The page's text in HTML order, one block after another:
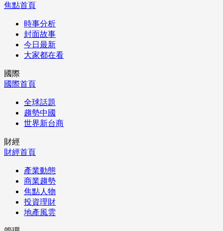
焦點首頁
時事分析
封面故事
今日最新
大家都在看
國際
國際首頁
全球話題
趨勢中國
世界新台商
財經
財經首頁
產業動態
商業趨勢
焦點人物
投資理財
地產風雲